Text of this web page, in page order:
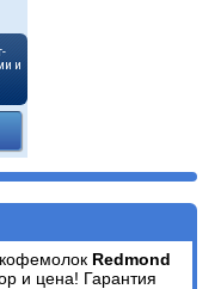
и
кофемолок Redmond
и цена! Гарантия